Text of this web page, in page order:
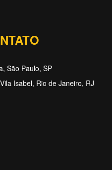
São Paulo, SP
Isabel, Rio de Janeiro, RJ